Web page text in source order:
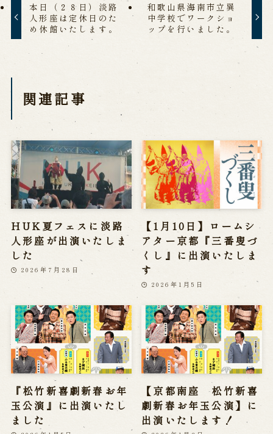
本日（２８日）淡路
人形座は定休日のた
め休館いたします。
和歌山県海南市立巽
中学校でワークショ
ップを行いました。
関連記事
HUK夏フェスに淡路
人形座が出演いたしま
した
2026年7月28日
【1月10日】ロームシ
アター京都『三番叟づ
くし』に出演いたしま
す
2026年1月5日
『松竹新喜劇新春お年
玉公演』に出演いたし
ました
【京都南座 松竹新喜
劇新春お年玉公演】に
出演いたします！